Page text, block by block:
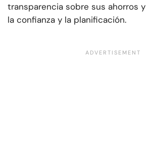
transparencia sobre sus ahorros
la confianza y la planificación.